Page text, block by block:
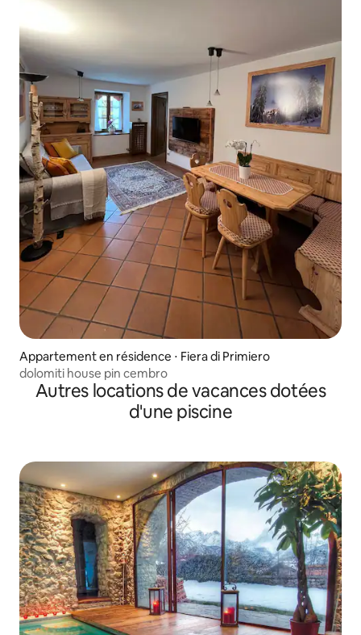
Appartement en résidence ⋅ Fiera di Primiero
dolomiti house pin cembro
Autres locations de vacances dotées
d'une piscine